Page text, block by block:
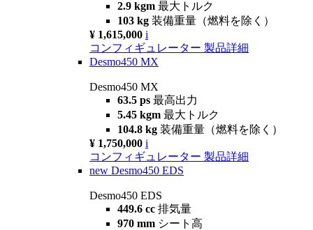
2.9 kgm 最大トルク
103 kg 装備重量（燃料を除く）
¥ 1,615,000 i
コンフィギュレーター 製品詳細
Desmo450 MX
Desmo450 MX
63.5 ps 最高出力
5.45 kgm 最大トルク
104.8 kg 装備重量（燃料を除く）
¥ 1,750,000 i
コンフィギュレーター 製品詳細
new Desmo450 EDS
Desmo450 EDS
449.6 cc 排気量
970 mm シート高